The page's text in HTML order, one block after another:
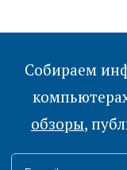
Собираем
обзоры,